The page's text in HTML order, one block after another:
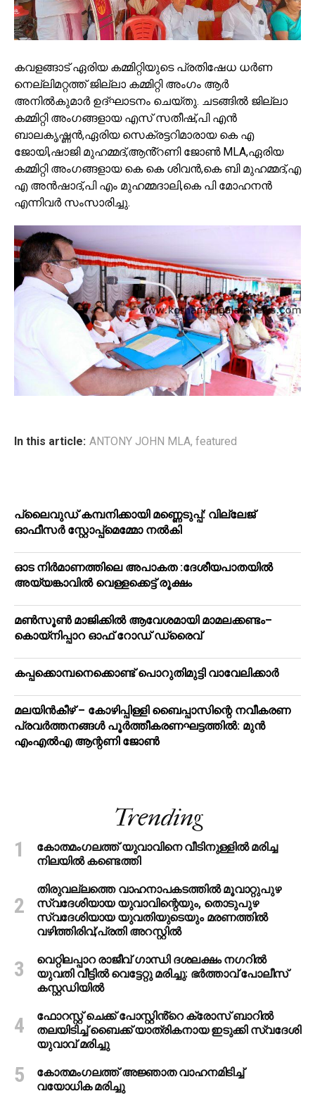
കവളങ്ങാട് ഏരിയ കമ്മിറ്റിയുടെ പ്രതിഷേധ ധർണ
നെല്ലിമറ്റത്ത് ജില്ലാ കമ്മിറ്റി അംഗം ആർ
അനിൽകുമാർ ഉദ്ഘാടനം ചെയ്തു. ചടങ്ങിൽ ജില്ലാ
കമ്മിറ്റി അംഗങ്ങളായ എസ് സതീഷ്,പി എൻ
ബാലകൃഷ്ണൻ,ഏരിയ സെക്രട്ടറിമാരായ കെ എ
ജോയി,ഷാജി മുഹമ്മദ്,ആൻ്റണി ജോൺ MLA,ഏരിയ
കമ്മിറ്റി അംഗങ്ങളായ കെ കെ ശിവൻ,കെ ബി മുഹമ്മദ്,എ
എ അൻഷാദ്,പി എം മുഹമ്മദാലി,കെ പി മോഹനൻ
എന്നിവർ സംസാരിച്ചു.
In this article: ANTONY JOHN MLA, featured
പ്ലൈവുഡ് കമ്പനിക്കായി മണ്ണെടുപ്പ്: വില്ലേജ്
ഓഫീസർ സ്റ്റോപ്പ്മെമ്മോ നൽകി
ഓട നിർമാണത്തിലെ അപാകത :ദേശീയപാതയിൽ
അയ്യങ്കാവിൽ വെള്ളക്കെട്ട് രൂക്ഷം
മൺസൂൺ മാജിക്കിൽ ആവേശമായി മാമലക്കണ്ടം–
കൊയ്‌നിപ്പാറ ഓഫ് റോഡ് ഡ്രൈവ്
കപ്പക്കൊമ്പനെക്കൊണ്ട് പൊറുതിമുട്ടി വാവേലിക്കാർ
മലയിന്‍കീഴ് – കോഴിപ്പിള്ളി ബൈപ്പാസിന്റെ നവീകരണ
പ്രവര്‍ത്തനങ്ങള്‍ പൂര്‍ത്തീകരണഘട്ടത്തില്‍: മുന്‍
എംഎല്‍എ ആന്റണി ജോണ്‍
Trending
കോതമംഗലത്ത് യുവാവിനെ വീടിനുള്ളിൽ മരിച്ച
നിലയിൽ കണ്ടെത്തി
തിരുവല്ലത്തെ വാഹനാപകടത്തില്‍ മൂവാറ്റുപുഴ
സ്വദേശിയായ യുവാവിന്റെയും, തൊടുപുഴ
സ്വദേശിയായ യുവതിയുടെയും മരണത്തില്‍
വഴിത്തിരിവ്;പ്രതി അറസ്റ്റില്‍
വെറ്റിലപ്പാറ രാജീവ് ഗാന്ധി ദശലക്ഷം നഗറിൽ
യുവതി വീട്ടിൽ വെട്ടേറ്റു മരിച്ചു: ഭർത്താവ് പോലീസ്
കസ്റ്റഡിയിൽ
ഫോറസ്റ്റ് ചെക്ക് പോസ്റ്റിൻ്റെ ക്രോസ് ബാറില്‍
തലയിടിച്ച് ബൈക്ക് യാത്രികനായ ഇടുക്കി സ്വദേശി
യുവാവ് മരിച്ചു
കോതമംഗലത്ത് അജ്ഞാത വാഹനമിടിച്ച്
വയോധിക മരിച്ചു